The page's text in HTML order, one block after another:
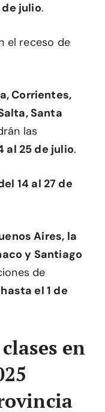
de julio.
el receso de
Corrientes,
Santa
las
al 25 de julio.
14 al 27 de
Aires, la
y Santiago
de
el 1 de
en